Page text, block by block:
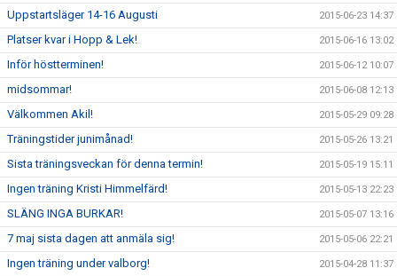
Uppstartsläger 14-16 Augusti 2015-06-23 14:37
Platser kvar i Hopp & Lek! 2015-06-16 13:02
Inför höstterminen! 2015-06-12 10:07
midsommar! 2015-06-08 12:13
Välkommen Akil! 2015-05-29 09:28
Träningstider junimånad! 2015-05-26 13:21
Sista träningsveckan för denna termin! 2015-05-19 15:11
Ingen träning Kristi Himmelfärd! 2015-05-13 22:23
SLÄNG INGA BURKAR! 2015-05-07 13:16
7 maj sista dagen att anmäla sig! 2015-05-06 22:21
Ingen träning under valborg! 2015-04-28 11:37